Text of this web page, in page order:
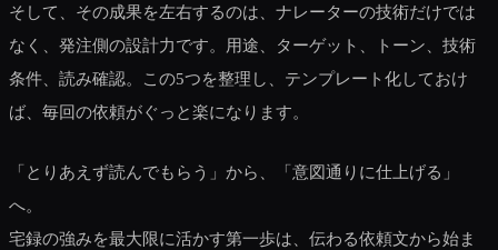
そして、その成果を左右するのは、ナレーターの技術だけでは
なく、発注側の設計力です。用途、ターゲット、トーン、技術
条件、読み確認。この5つを整理し、テンプレート化しておけ
ば、毎回の依頼がぐっと楽になります。
「とりあえず読んでもらう」から、「意図通りに仕上げる」
へ。
宅録の強みを最大限に活かす第一歩は、伝わる依頼文から始ま